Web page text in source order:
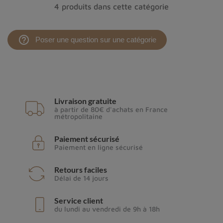
"La Calcédoine d'eau est souvent nommée à tort
Bague en chrysoprase
4 produits dans cette catégorie
help_outline Poser une question sur une catégorie
Livraison gratuite
à partir de 80€ d'achats en France
métropolitaine
Paiement sécurisé
Paiement en ligne sécurisé
Retours faciles
Délai de 14 jours
Service client
du lundi au vendredi de 9h à 18h